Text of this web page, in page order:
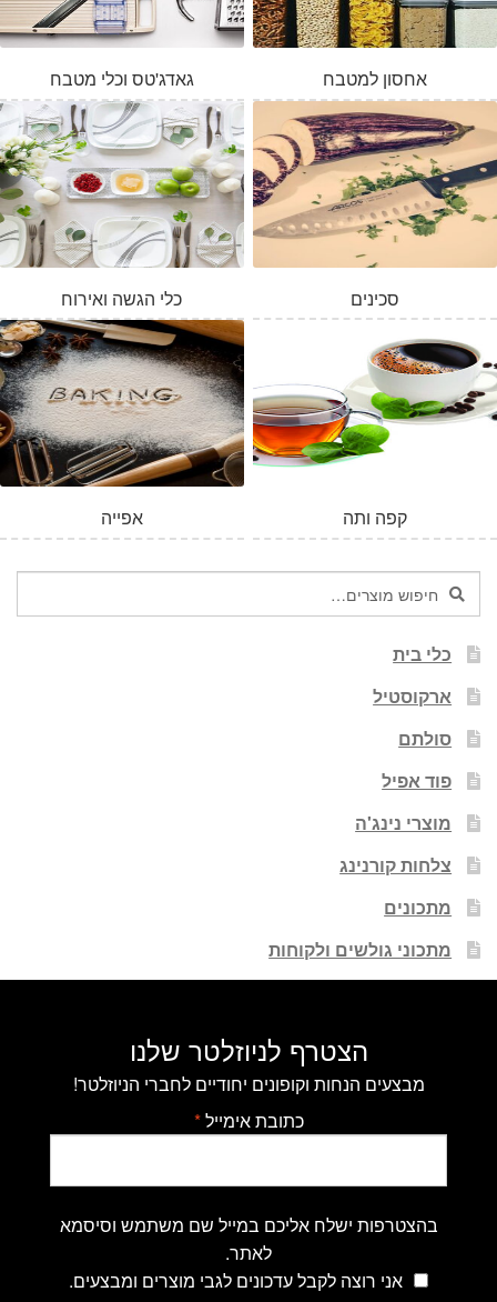
גאדג'טס וכלי מטבח אחסון למטבח
כלי הגשה ואירוח סכינים
אפייה קפה ותה
חיפוש
עבור:
חיפוש
כלי בית
ארקוסטיל
סולתם
פוד אפיל
מוצרי נינג'ה
צלחות קורנינג
מתכונים
מתכוני גולשים ולקוחות
הצטרף לניוזלטר שלנו
מבצעים הנחות וקופונים יחודיים לחברי הניוזלטר!
כתובת אימייל*
בהצטרפות ישלח אליכם במייל שם משתמש וסיסמא
לאתר.
אני רוצה לקבל עדכונים לגבי מוצרים ומבצעים.